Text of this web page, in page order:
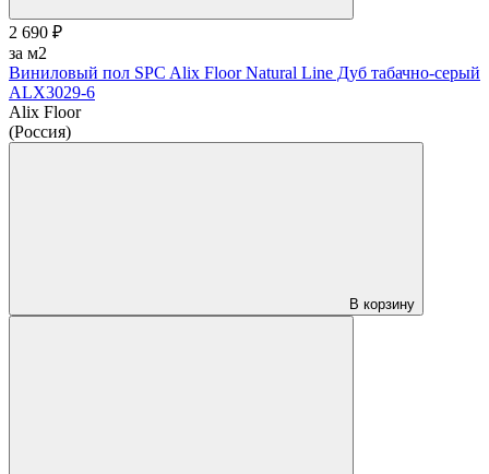
2 690 ₽
за м2
Виниловый пол SPC Alix Floor Natural Line Дуб табачно-серый
ALX3029-6
Alix Floor
(Россия)
В корзину